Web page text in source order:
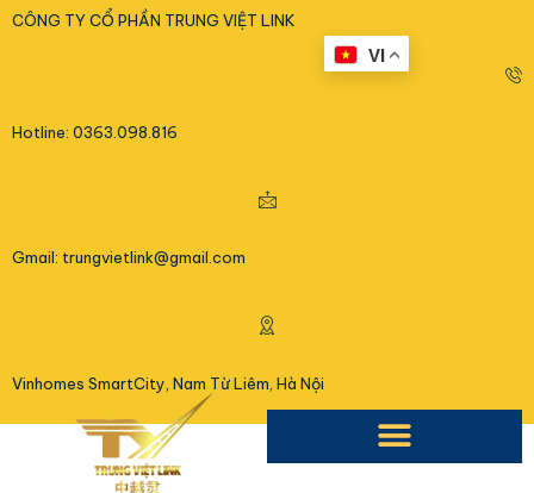
CÔNG TY CỔ PHẦN TRUNG VIỆT LINK
Hotline: 0363.098.816
Gmail: trungvietlink@gmail.com
Vinhomes SmartCity, Nam Từ Liêm, Hà Nội
VI